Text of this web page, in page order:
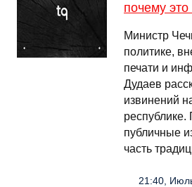
почему это
Министр
политике,
печати и
Дудаев
извинений
республике.
публичные
часть
21:40,